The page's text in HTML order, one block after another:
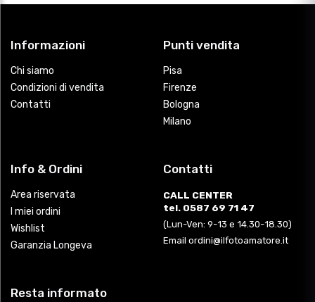
Informazioni
Chi siamo
Condizioni di vendita
Contatti
Punti vendita
Pisa
Firenze
Bologna
Milano
Info & Ordini
Area riservata
I miei ordini
Wishlist
Garanzia Longeva
Contatti
CALL CENTER
tel. 0587 69 71 47
(Lun-Ven: 9-13 e 14.30-18.30)
Email ordini@ilfotoamatore.it
Resta informato